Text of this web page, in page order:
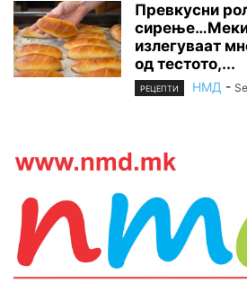
Превкусни
излегуваат
од тестото,...
РЕЦЕПТИ НМД -